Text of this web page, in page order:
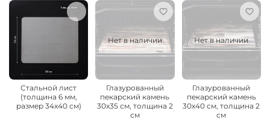
Стальной лист
(толщина 6 мм,
размер 34х40 см)
Нет в наличии
Глазурованный
пекарский камень
30х35 см, толщина 2
см
Нет в наличии
Глазурованный
пекарский камень
30х40 см, толщина 2
см